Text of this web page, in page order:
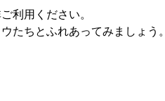
利用ください。
たちとふれあってみましょう。